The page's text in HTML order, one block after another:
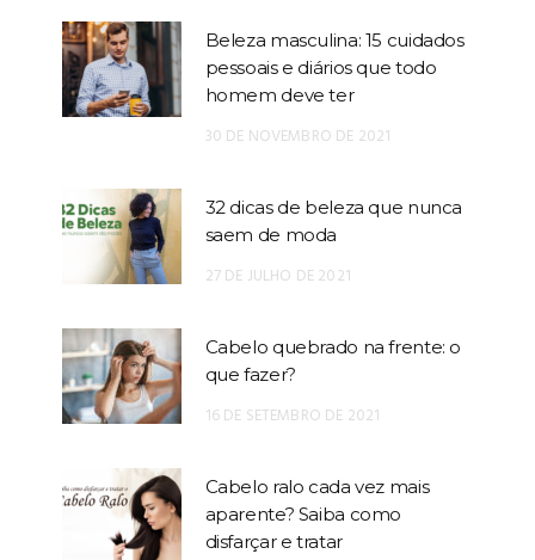
Beleza masculina: 15 cuidados
pessoais e diários que todo
homem deve ter
30 DE NOVEMBRO DE 2021
32 dicas de beleza que nunca
saem de moda
27 DE JULHO DE 2021
Cabelo quebrado na frente: o
que fazer?
16 DE SETEMBRO DE 2021
Cabelo ralo cada vez mais
aparente? Saiba como
disfarçar e tratar